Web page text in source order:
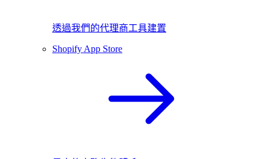
透過我們的代理商工具建置
Shopify App Store